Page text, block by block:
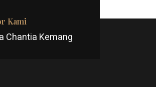
Kami
Chantia Kemang